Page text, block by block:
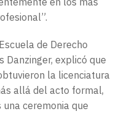
de Derecho
Danzinger, explicó que
la licenciatura
allá del acto formal,
ceremonia que